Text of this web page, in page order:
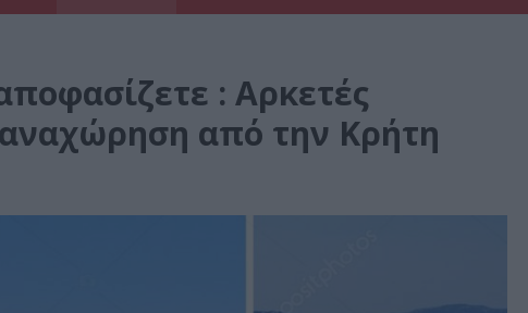
: Αρκετές
αναχώρηση από την Κρήτη